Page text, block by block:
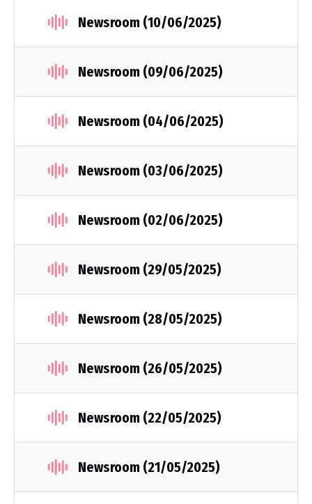
Newsroom (10/06/2025)
Newsroom (09/06/2025)
Newsroom (04/06/2025)
Newsroom (03/06/2025)
Newsroom (02/06/2025)
Newsroom (29/05/2025)
Newsroom (28/05/2025)
Newsroom (26/05/2025)
Newsroom (22/05/2025)
Newsroom (21/05/2025)